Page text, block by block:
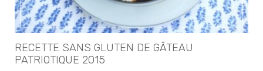
RECETTE SANS GLUTEN DE GÂTEAU
PATRIOTIQUE 2015